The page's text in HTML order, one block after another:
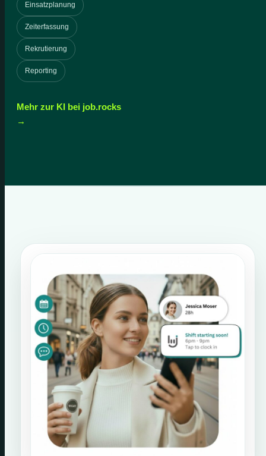
Einsatzplanung
Zeiterfassung
Rekrutierung
Reporting
Mehr zur KI bei job.rocks
→